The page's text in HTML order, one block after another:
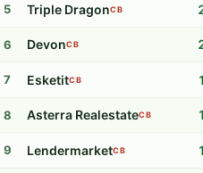
5 Triple DragonCB
6 DevonCB
7 EsketitCB
8 Asterra RealestateCB
9 LendermarketCB